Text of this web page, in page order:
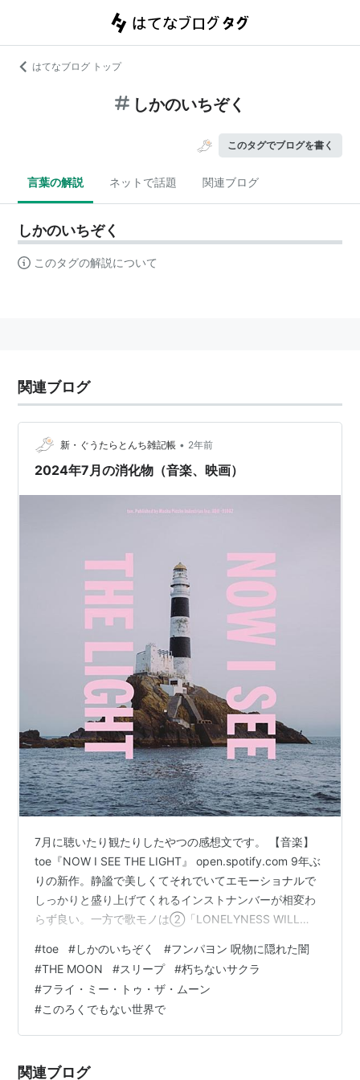
はてなブログ トップ
しかのいちぞく
このタグでブログを書く
言葉の解説 ネットで話題 関連ブログ
しかのいちぞく
このタグの解説について
関連ブログ
新・ぐうたらとんち雑記帳 • 2年前
2024年7月の消化物（音楽、映画）
7月に聴いたり観たりしたやつの感想文です。 【音楽】
toe『NOW I SEE THE LIGHT』 open.spotify.com 9年ぶ
りの新作。静謐で美しくてそれでいてエモーショナルで
しっかりと盛り上げてくれるインストナンバーが相変わ
らず良い。一方で歌モノは②「LONELYNESS WILL
いえばライブなので、これらの曲がどう化けていくのか
楽しみにしている。 【音楽】しかのいちぞく『ミラクル
No.5』 open.spotify.com ベーシストが代わってついで
にバンド名もひらがな表記に変更して心機一転というこ
となのか、これま…
#toe #しかのいちぞく #フンパヨン 呪物に隠れた闇
#THE MOON #スリープ #朽ちないサクラ
#フライ・ミー・トゥ・ザ・ムーン
#このろくでもない世界で
関連ブログ